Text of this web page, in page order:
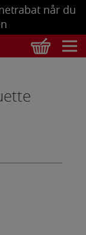
når du
Se bestilling